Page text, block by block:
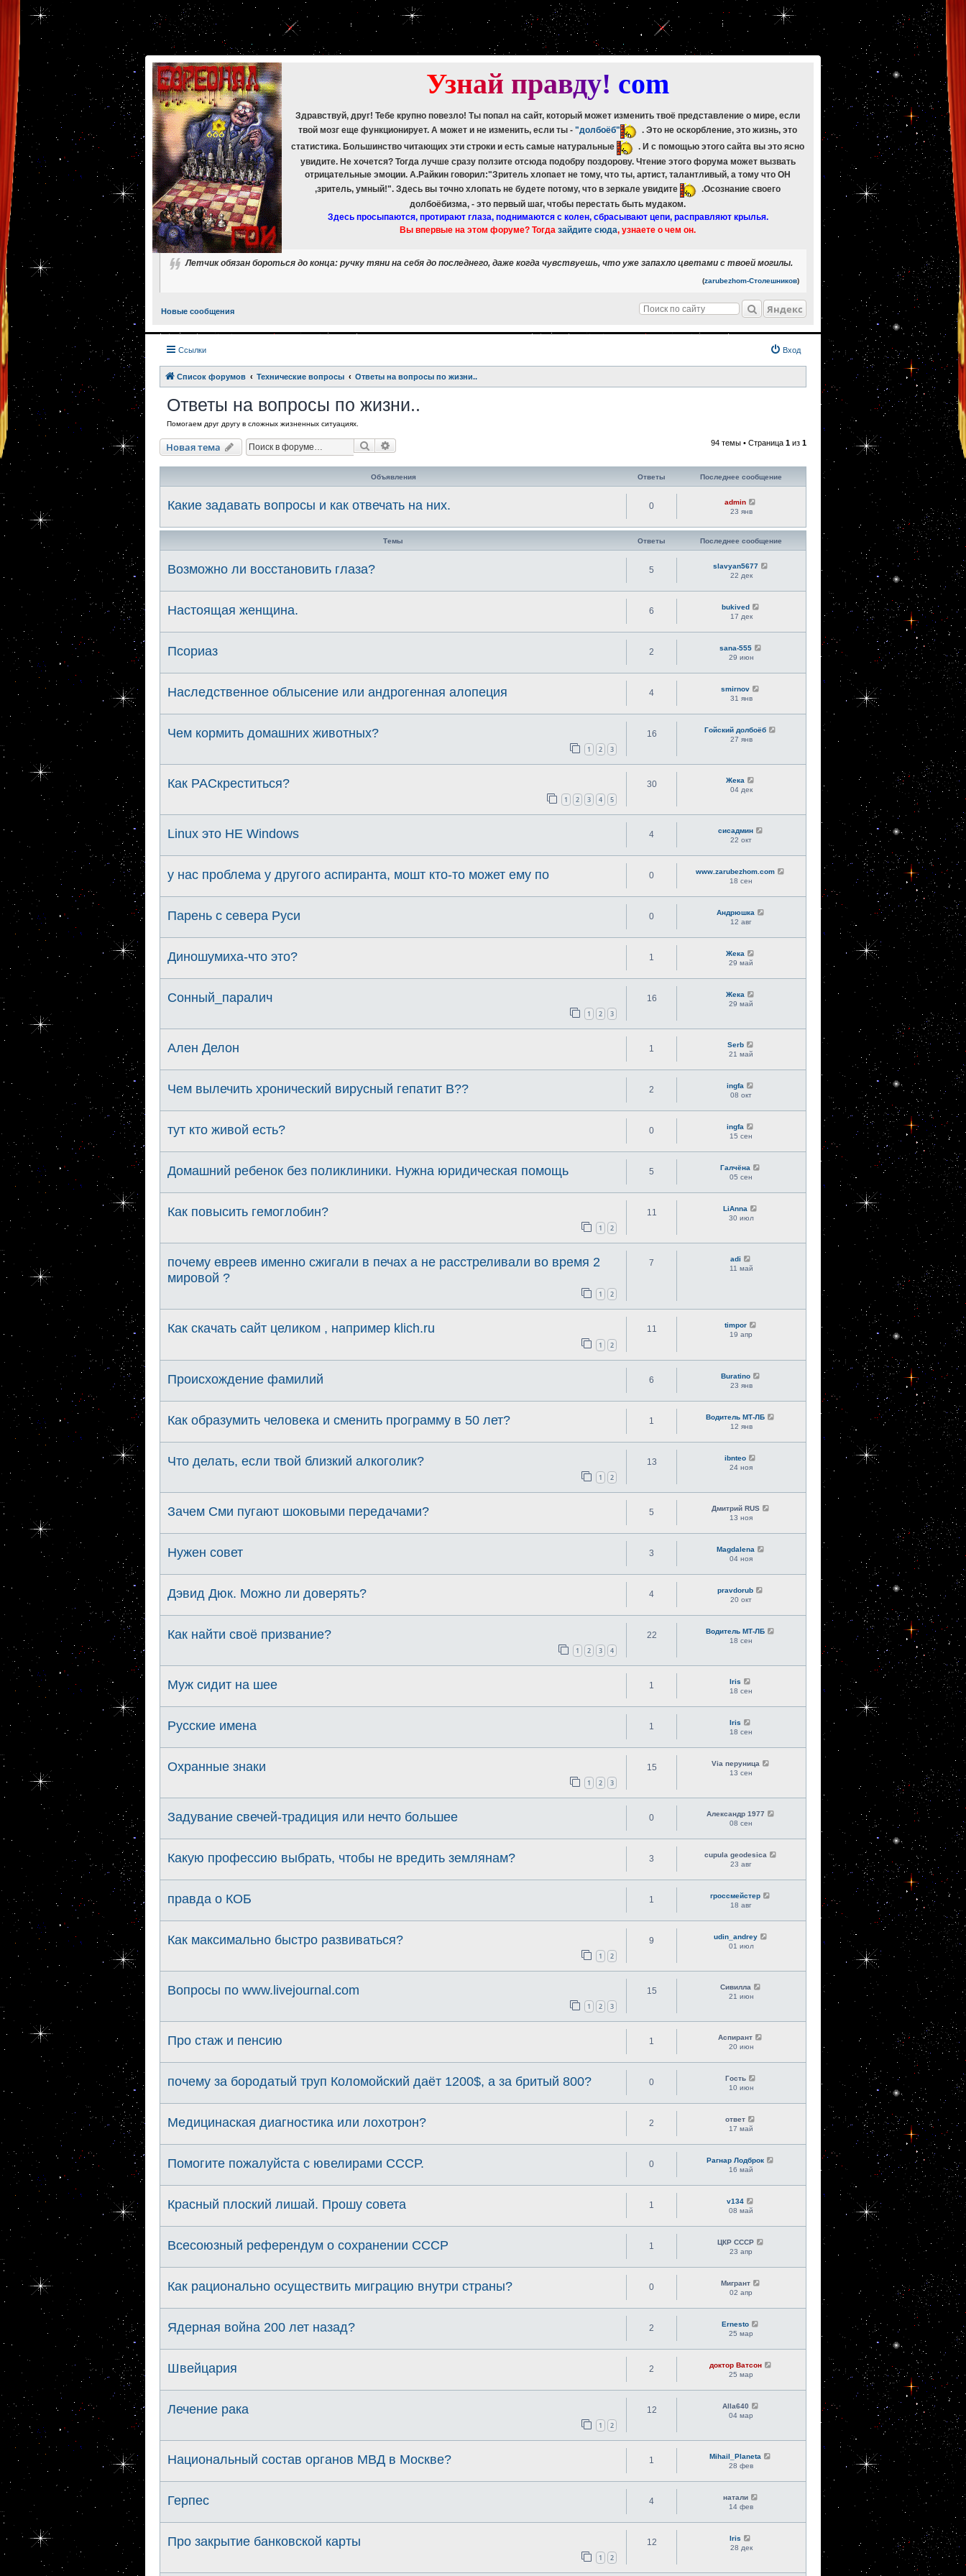
[phpBB Debug] PHP Warning : in file [ROOT]/phpbb/db/driver/mysqli.php
mysqli_fetch_assoc(): Couldn't fetch mysqli_result
[phpBB Debug] PHP Warning
[ROOT]/phpbb/db/driver/mysqli.php
mysqli_free_result(): Couldn't fetch mysqli_result
[phpBB Debug] PHP Warning
: in file [ROOT]/phpbb/db/driver/mysqli.php 265 :mysqli_fetch_assoc(): Couldn't fetch mysqli_result
[phpBB Debug] PHP Warning
: in file [ROOT]/phpbb/db/driver/mysqli.php on line 329 :mysqli_free_result(): Couldn't fetch mysqli_result
[phpBB Debug] PHP Warning
[ROOT]/phpbb/db/driver/mysqli.php on line 265 : mysqli_fetch_assoc(): Couldn't fetch mysqli_result
[phpBB Debug] PHP Warning
[ROOT]/phpbb/db/driver/mysqli.php on line mysqli_free_result(): Couldn't fetch mysqli_result
Узнай правду! com
Здравствуй, друг! Тебе крупно повезло! Ты попал на сайт, который может изменить твоё представление о мире, если
твой мозг еще функционирует. А может и не изменить, если ты - "долбоёб"
. Это не оскорбление, это жизнь, это
статистика. Большинство читающих эти строки и есть самые натуральные
. И с помощью этого сайта вы это ясно
увидите. Не хочется? Тогда лучше сразу ползите отсюда подобру поздорову. Чтение этого форума может вызвать
отрицательные эмоции. А.Райкин говорил:"Зритель хлопает не тому, что ты, артист, талантливый, а тому что ОН
,зритель, умный!". Здесь вы точно хлопать не будете потому, что в зеркале увидите
.Осознание своего
долбоёбизма, - это первый шаг, чтобы перестать быть мудаком.
Здесь просыпаются, протирают глаза, поднимаются с колен, сбрасывают цепи, расправляют крылья.
Вы впервые на этом форуме? Тогда зайдите сюда, узнаете о чем он.
Летчик обязан бороться до конца: ручку тяни на себя до последнего, даже когда чувствуешь, что уже запахло цветами с твоей могилы.
(zarubezhom-Столешников)
Новые сообщения Яндекс
Ссылки Вход
Список форумов Технические вопросы Ответы на вопросы по жизни..
Ответы на вопросы по жизни..
Помогаем друг другу в сложных жизненных ситуациях.
Новая тема Поиск 94 темы • Страница 1 из 1
Объявления Ответы Последнее сообщение
Какие задавать вопросы и как отвечать на них. 0
admin
23 янв
Темы Ответы Последнее сообщение
Возможно ли восстановить глаза? 5
slavyan5677
22 дек
Настоящая женщина. 6
bukived
17 дек
Псориаз 2
sana-555
29 июн
Наследственное облысение или андрогенная алопеция 4
smirnov
31 янв
Чем кормить домашних животных?
1 2 3
16
Гойский долбоёб
27 янв
Как РАСкреститься?
1 2 3 4 5
30
Жека
04 дек
Linux это НЕ Windows 4
сисадмин
22 окт
у нас проблема у другого аспиранта, мошт кто-то может ему по 0
www.zarubezhom.com
18 сен
Парень с севера Руси 0
Андрюшка
12 авг
Диношумиха-что это? 1
Жека
29 май
Сонный_паралич
1 2 3
16
Жека
29 май
Ален Делон 1
Serb
21 май
Чем вылечить хронический вирусный гепатит B?? 2
ingfa
08 окт
тут кто живой есть? 0
ingfa
15 сен
Домашний ребенок без поликлиники. Нужна юридическая помощь 5
Галчёна
05 сен
Как повысить гемоглобин?
1 2
11
LiAnna
30 июл
почему евреев именно сжигали в печах а не расстреливали во время 2
мировой ?
1 2
7
adi
11 май
Как скачать сайт целиком , например klich.ru
1 2
11
timpor
19 апр
Происхождение фамилий 6
Buratino
23 янв
Как образумить человека и сменить программу в 50 лет? 1
Водитель МТ-ЛБ
12 янв
Что делать, если твой близкий алкоголик?
1 2
13
ibnteo
24 ноя
Зачем Сми пугают шоковыми передачами? 5
Дмитрий RUS
13 ноя
Нужен совет 3
Magdalena
04 ноя
Дэвид Дюк. Можно ли доверять? 4
pravdorub
20 окт
Как найти своё призвание?
1 2 3 4
22
Водитель МТ-ЛБ
18 сен
Муж сидит на шее 1
Iris
18 сен
Русские имена 1
Iris
18 сен
Охранные знаки
1 2 3
15
Via перуница
13 сен
Задувание свечей-традиция или нечто большее 0
Александр 1977
08 сен
Какую профессию выбрать, чтобы не вредить землянам? 3
cupula geodesica
23 авг
правда о КОБ 1
гроссмейстер
18 авг
Как максимально быстро развиваться?
1 2
9
udin_andrey
01 июл
Вопросы по www.livejournal.com
1 2 3
15
Сивилла
21 июн
Про стаж и пенсию 1
Аспирант
20 июн
почему за бородатый труп Коломойский даёт 1200$, а за бритый 800? 0
Гость
10 июн
Медицинаская диагностика или лохотрон? 2
ответ
17 май
Помогите пожалуйста с ювелирами СССР. 0
Рагнар Лодброк
16 май
Красный плоский лишай. Прошу совета 1
v134
08 май
Всесоюзный референдум о сохранении СССР 1
ЦКР СССР
23 апр
Как рационально осуществить миграцию внутри страны? 0
Мигрант
02 апр
Ядерная война 200 лет назад? 2
Ernesto
25 мар
Швейцария 2
доктор Ватсон
25 мар
Лечение рака
1 2
12
Alla640
04 мар
Национальный состав органов МВД в Москве? 1
Mihail_Planeta
28 фев
Герпес 4
натали
14 фев
Про закрытие банковской карты
1 2
12
Iris
28 дек